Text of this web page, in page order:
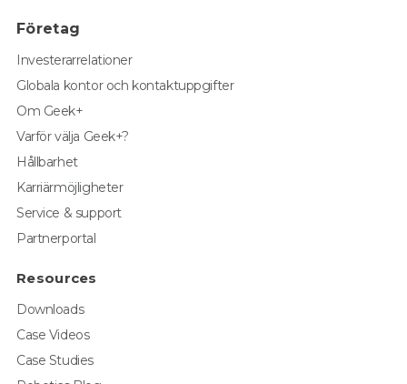
Företag
Investerarrelationer
Globala kontor och kontaktuppgifter
Om Geek+
Varför välja Geek+?
Hållbarhet
Karriärmöjligheter
Service & support
Partnerportal
Resources
Downloads
Case Videos
Case Studies